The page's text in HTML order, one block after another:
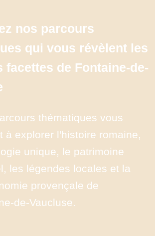
nos parcours
qui vous révèlent les
facettes de Fontaine-de-
thématiques vous
à explorer l'histoire romaine,
unique, le patrimoine
les légendes locales et la
provençale de
de-Vaucluse.